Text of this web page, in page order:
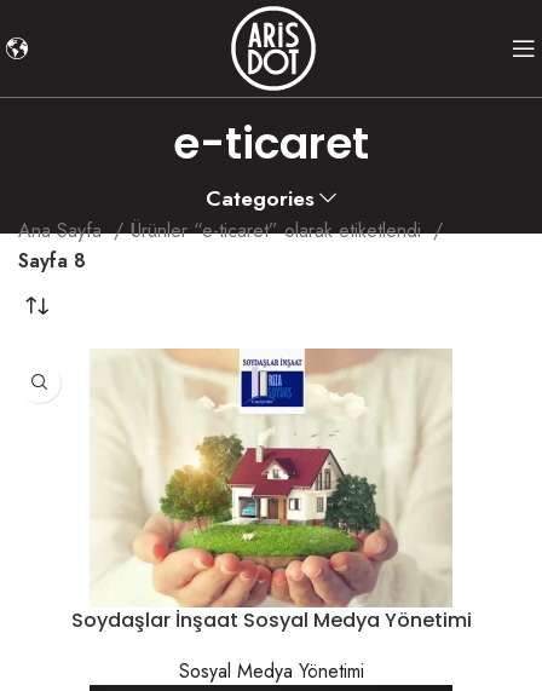
e-ticaret
Categories
Ana Sayfa
Ürünler “e-ticaret” olarak etiketlendi
Sayfa 8
Soydaşlar İnşaat Sosyal Medya Yönetimi
Sosyal Medya Yönetimi